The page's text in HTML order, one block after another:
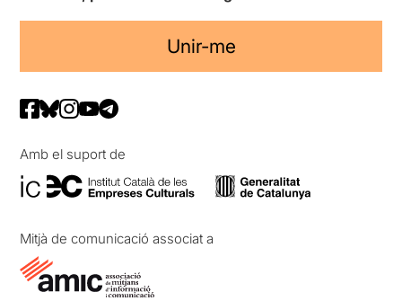
Unir-me
Amb el suport de
Mitjà de comunicació associat a